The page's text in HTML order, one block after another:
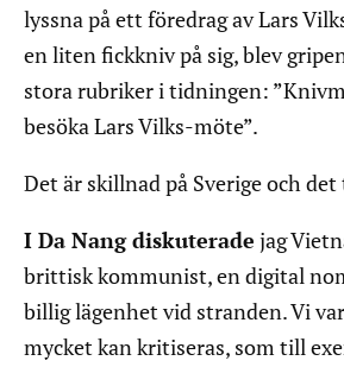
lyssna på ett föredrag av Lars
en liten fickkniv på sig, blev
stora rubriker i tidningen:
besöka Lars Vilks-möte”.
Det är skillnad på Sverige och
I Da Nang diskuterade jag
brittisk kommunist, en digital
billig lägenhet vid stranden. Vi
mycket kan kritiseras, som till